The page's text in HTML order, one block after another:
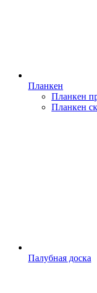
Планкен
Планкен
Планкен
Палубная доска